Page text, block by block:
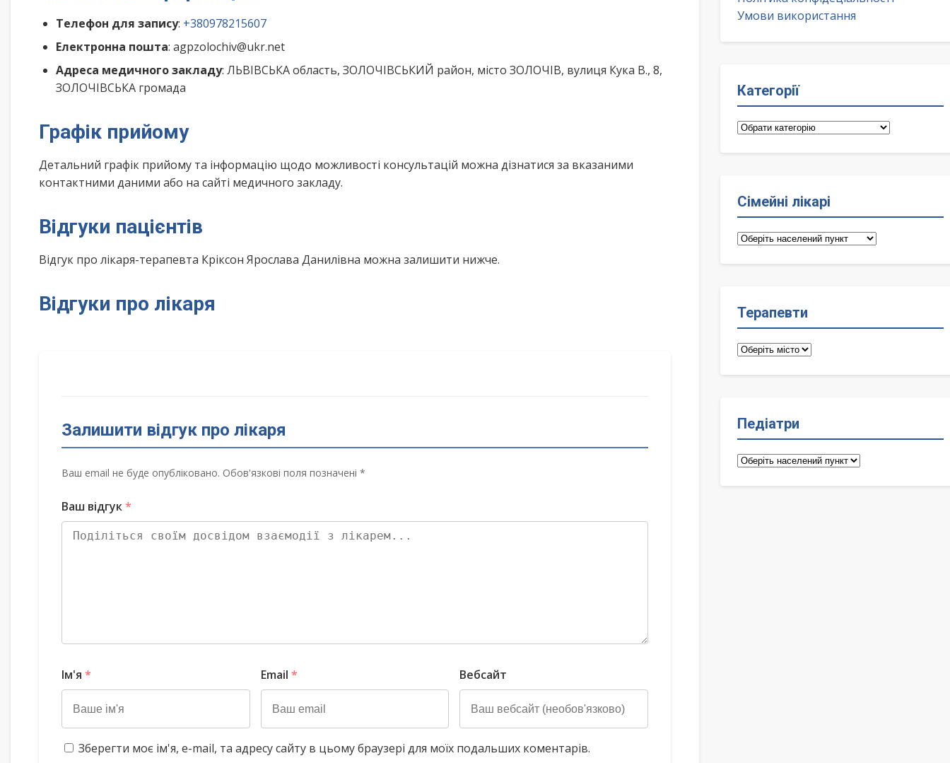
Телефон для запису: +380978215607
Електронна пошта: agpzolochiv@ukr.net
Адреса медичного закладу: ЛЬВІВСЬКА область, ЗОЛОЧІВСЬКИЙ район, місто ЗОЛОЧІВ, вулиця Кука В., 8,
ЗОЛОЧІВСЬКА громада
Графік прийому
Детальний графік прийому та інформацію щодо можливості консультацій можна дізнатися за вказаними
контактними даними або на сайті медичного закладу.
Відгуки пацієнтів
Відгук про лікаря-терапевта Кріксон Ярослава Данилівна можна залишити нижче.
Відгуки про лікаря
Залишити відгук про лікаря
Ваш email не буде опубліковано. Обов'язкові поля позначені *
Ваш відгук*
Ім'я * Email * Вебсайт
Зберегти моє ім'я, e-mail, та адресу сайту в цьому браузері для моїх подальших коментарів.
Умови використання
Категорії
Категорії
Сімейні лікарі
Сімейні
Терапевти
Терапевти
Педіатри
Педіатри